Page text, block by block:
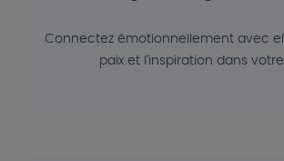
Connectez émotionnellement avec
paix et l'inspiration dans votre